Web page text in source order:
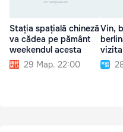
Stația spațială chineză
va cădea pe pământ
weekendul acesta
29 Мар. 22:00
Vin,
vizita